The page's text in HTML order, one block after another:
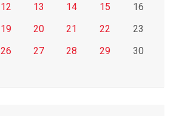
12 13 14 15
16
19 20 21 22
23
26 27 28 29
30